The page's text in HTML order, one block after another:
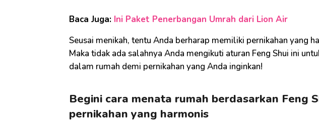
Baca Juga: Ini Paket Penerbangan Umrah dari Lion Air
Seusai menikah, tentu Anda berharap memiliki pernikahan yang
Maka tidak ada salahnya Anda mengikuti aturan Feng Shui ini
dalam rumah demi pernikahan yang Anda inginkan!
Begini cara menata rumah berdasarkan Feng
pernikahan yang harmonis